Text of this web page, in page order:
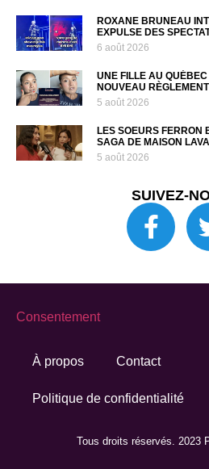
ROXANE BRUNEAU
EXPULSE DES
6 août 2026
UNE FILLE AU QUÉBEC
NOUVEAU
5 août 2026
LES SOEURS FERRON
SAGA DE MAISON
5 août 2026
SUIVEZ-
Tous droits réservés. 2023
À propos Contact
Politique de confidentialité
Consentement